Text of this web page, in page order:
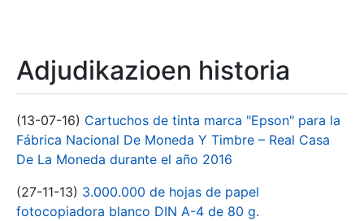
Adjudikazioen historia
(13-07-16) Cartuchos de tinta marca "Epson" para la
Fábrica Nacional De Moneda Y Timbre – Real Casa
De La Moneda durante el año 2016
(27-11-13) 3.000.000 de hojas de papel
fotocopiadora blanco DIN A-4 de 80 g.